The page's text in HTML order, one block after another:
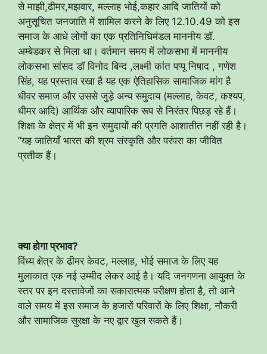
से माझी,ढीमर,मझवार, मल्लाह भोई,कहार आदि जातियों को
अनुसूचित जनजाति में शामिल करने के लिए 12.10.49 को इस
समाज के आधे लोगों का एक प्रतिनिधिमंडल माननीय डॉ.
अम्बेडकर से मिला था। वर्तमान समय में लोकसभा में माननीय
लोकसभा सांसद डॉ विनोद बिन्द ,लक्ष्मी कांत पप्पू निषाद , गणेश
सिंह, यह प्रस्ताव रखा है यह एक ऐतिहासिक सामाजिक मांग है
धीवर समाज और उससे जुड़े अन्य समुदाय (मल्लाह, केवट, कश्यप,
धीमर आदि) आर्थिक और व्यापारिक रूप से निरंतर पिछड़ रहे हैं।
शिक्षा के क्षेत्र में भी इन समुदायों की प्रगति आशातीत नहीं रही है।​
”यह जातियाँ भारत की श्रम संस्कृति और परंपरा का जीवित
प्रतीक हैं।
क्या होगा प्रभाव?
​विंध्य क्षेत्र के ढीमर केवट, मल्लाह, भोई समाज के लिए यह
मुलाकात एक नई उम्मीद लेकर आई है। यदि जनगणना आयुक्त के
स्तर पर इन दस्तावेजों का सकारात्मक परीक्षण होता है, तो आने
वाले समय में इस समाज के हजारों परिवारों के लिए शिक्षा, नौकरी
और सामाजिक सुरक्षा के नए द्वार खुल सकते हैं।